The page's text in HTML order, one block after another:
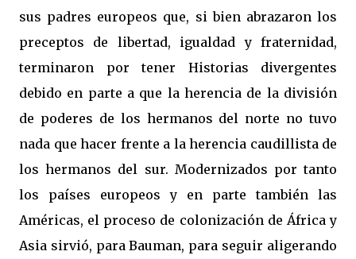
sus padres europeos que, si bien abrazaron los
preceptos de libertad, igualdad y fraternidad,
terminaron por tener Historias divergentes
debido en parte a que la herencia de la división
de poderes de los hermanos del norte no tuvo
nada que hacer frente a la herencia caudillista de
los hermanos del sur. Modernizados por tanto
los países europeos y en parte también las
Américas, el proceso de colonización de África y
Asia sirvió, para Bauman, para seguir aligerando